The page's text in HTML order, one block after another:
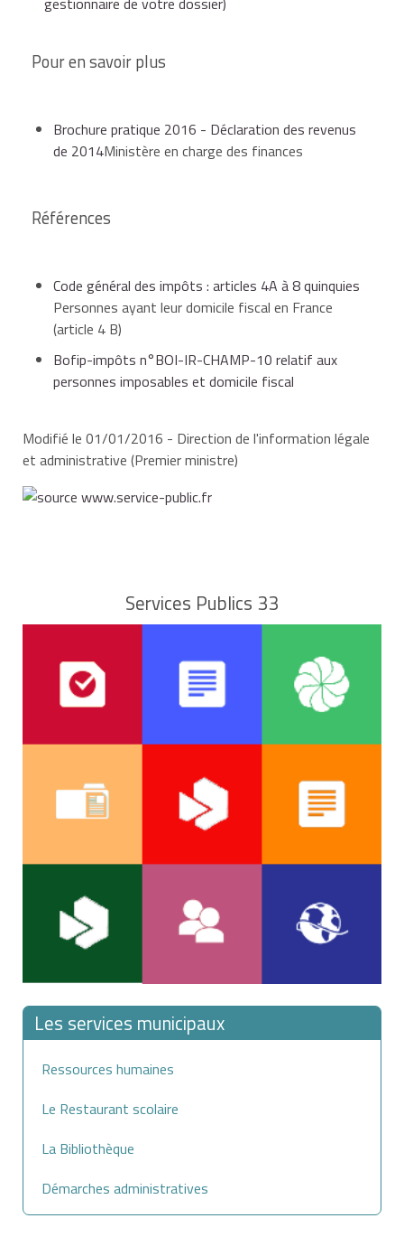
Pour en savoir plus
Brochure pratique 2016 - Déclaration des revenus
de 2014Ministère en charge des finances
Références
Code général des impôts : articles 4A à 8 quinquies
Personnes ayant leur domicile fiscal en France
(article 4 B)
Bofip-impôts n°BOI-IR-CHAMP-10 relatif aux
personnes imposables et domicile fiscal
Modifié le 01/01/2016 - Direction de l'information légale
et administrative (Premier ministre)
Services Publics 33
Les services municipaux
Ressources humaines
Le Restaurant scolaire
La Bibliothèque
Démarches administratives